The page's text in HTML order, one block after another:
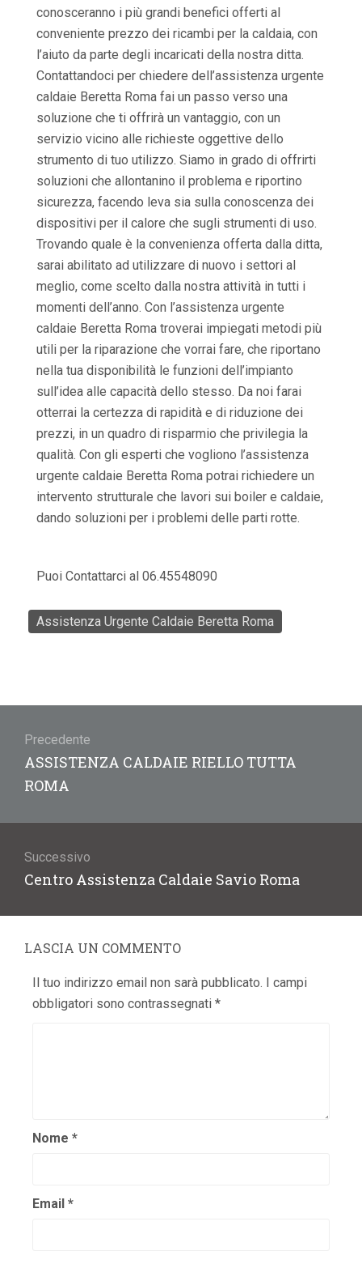
conosceranno i più grandi benefici offerti al
conveniente prezzo dei ricambi per la caldaia, con
l’aiuto da parte degli incaricati della nostra ditta.
Contattandoci per chiedere dell’assistenza urgente
caldaie Beretta Roma fai un passo verso una
soluzione che ti offrirà un vantaggio, con un
servizio vicino alle richieste oggettive dello
strumento di tuo utilizzo. Siamo in grado di offrirti
soluzioni che allontanino il problema e riportino
sicurezza, facendo leva sia sulla conoscenza dei
dispositivi per il calore che sugli strumenti di uso.
Trovando quale è la convenienza offerta dalla ditta,
sarai abilitato ad utilizzare di nuovo i settori al
meglio, come scelto dalla nostra attività in tutti i
momenti dell’anno. Con l’assistenza urgente
caldaie Beretta Roma troverai impiegati metodi più
utili per la riparazione che vorrai fare, che riportano
nella tua disponibilità le funzioni dell’impianto
sull’idea alle capacità dello stesso. Da noi farai
otterrai la certezza di rapidità e di riduzione dei
prezzi, in un quadro di risparmio che privilegia la
qualità. Con gli esperti che vogliono l’assistenza
urgente caldaie Beretta Roma potrai richiedere un
intervento strutturale che lavori sui boiler e caldaie,
dando soluzioni per i problemi delle parti rotte.
Puoi Contattarci al 06.45548090
Assistenza Urgente Caldaie Beretta Roma
articoli
Precedente
Articolo
precedente:
ASSISTENZA CALDAIE RIELLO TUTTA
ROMA
Successivo
Articolo
Centro Assistenza Caldaie Savio Roma
LASCIA UN COMMENTO
Il tuo indirizzo email non sarà pubblicato. I campi
obbligatori sono contrassegnati *
Nome *
Email *